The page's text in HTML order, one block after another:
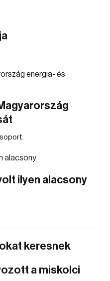
ilyen alacsony
keresnek
a miskolci